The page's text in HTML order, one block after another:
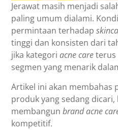
Jerawat masih menjadi
paling umum dialami.
permintaan terhadap
tinggi dan konsisten dari
jika kategoriacne careterus
segmen yang menarik
Artikel ini akan membahas
produk yang sedang
membangun brand acne
kompetitif.